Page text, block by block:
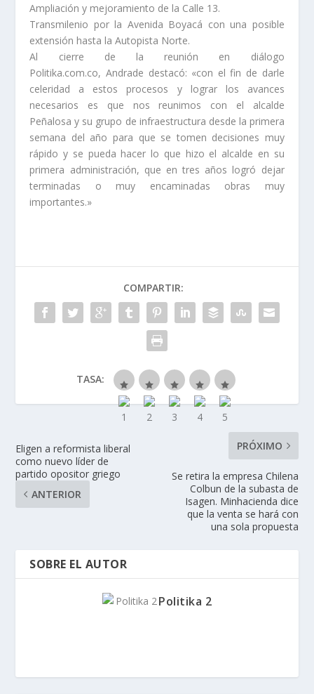
Ampliación y mejoramiento de la Calle 13.
Transmilenio por la Avenida Boyacá con una posible
extensión hasta la Autopista Norte.
Al cierre de la reunión en diálogo
Politika.com.co, Andrade destacó: «con el fin de darle
celeridad a estos procesos y lograr los avances
necesarios es que nos reunimos con el alcalde
Peñalosa y su grupo de infraestructura desde la primera
semana del año para que se tomen decisiones muy
rápido y se pueda hacer lo que hizo el alcalde en su
primera administración, que en tres años logró dejar
terminadas o muy encaminadas obras muy
importantes.»
COMPARTIR:
TASA:
Eligen a reformista liberal
como nuevo líder de
partido opositor griego
ANTERIOR
PRÓXIMO
Se retira la empresa Chilena
Colbun de la subasta de
Isagen. Minhacienda dice
que la venta se hará con
una sola propuesta
SOBRE EL AUTOR
Politika 2